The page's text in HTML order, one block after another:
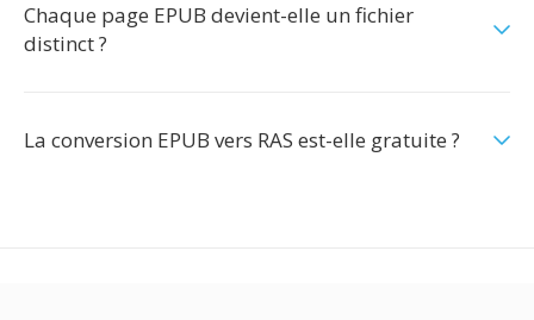
Chaque page EPUB devient-elle un fichier
distinct ?
La conversion EPUB vers RAS est-elle gratuite ?